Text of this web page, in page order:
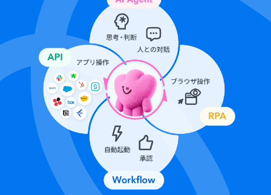
■注意事項
OutlookとYoomを連携してください。
Microsoft365（旧Office365）には、家庭向けプランと一
般法人向けプラン（Microsoft365 Business）があり、一
般法人向けプランに加入していない場合には認証に失敗
する可能性があります。
トリガーは5分、10分、15分、30分、60分の間隔で起動
間隔を選択できます。
プランによって最短の起動間隔が異なりますので、ご注意
ください。
ダウンロード可能なファイル容量は最大300MBまでで
す。アプリの仕様によっては300MB未満になる可能性が
あるので、ご注意ください。
トリガー、各オペレーションでの取り扱い可能なファイ
ル容量の詳細は「ファイルの容量制限について
」をご参
照ください。